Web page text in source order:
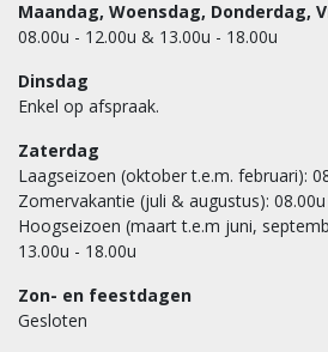
Maandag, Woensdag, Donderdag,
08.00u - 12.00u & 13.00u - 18.00u
Dinsdag
Enkel op afspraak.
Zaterdag
Laagseizoen (oktober t.e.m. februari):
Zomervakantie (juli & augustus):
Hoogseizoen (maart t.e.m juni,
13.00u - 18.00u
Zon- en feestdagen
Gesloten